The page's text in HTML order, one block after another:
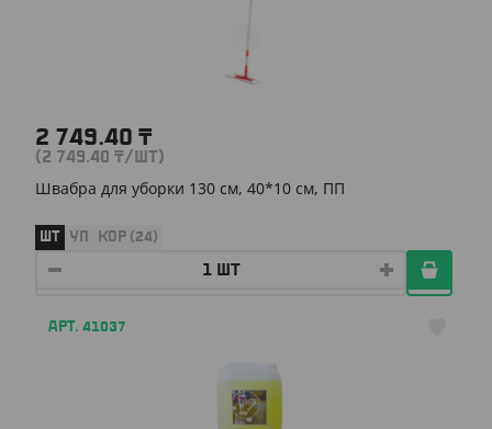
2 749.40 ₸
(2 749.40 ₸/ШТ)
Швабра для уборки 130 см, 40*10 см, ПП
ШТ УП КОР (24)
АРТ. 41037